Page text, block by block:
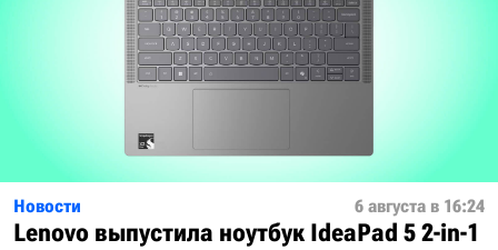
Новости 6 августа в 16:24
Lenovo выпустила ноутбук IdeaPad 5 2-in-1